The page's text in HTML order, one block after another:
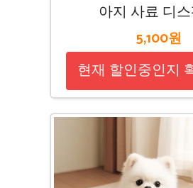
아지 사료 디
5,100원
현재 할인중인지